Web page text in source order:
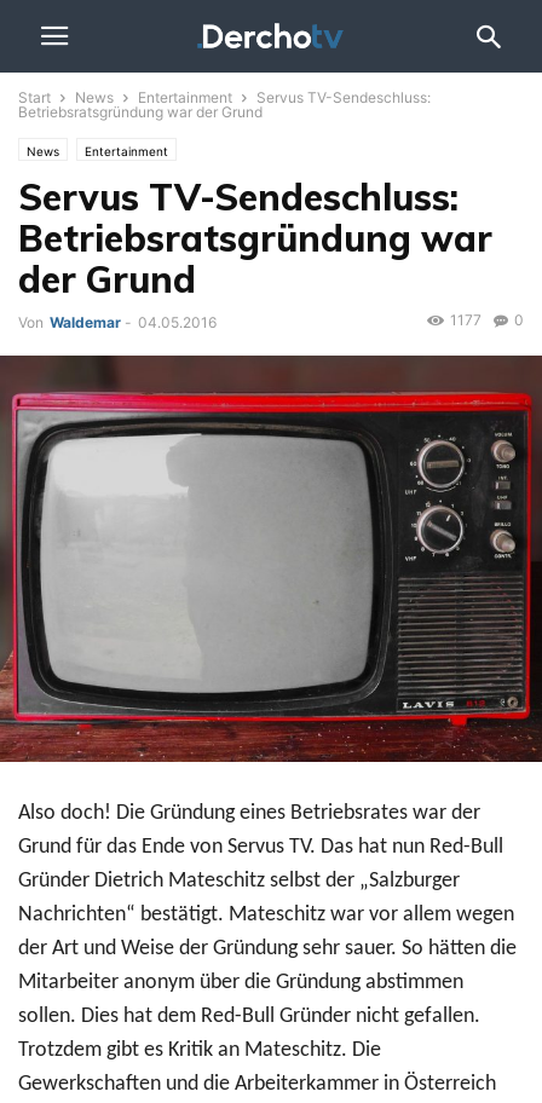
Start News Entertainment
Servus TV-Sendeschluss:
Betriebsratsgründung war der Grund
News Entertainment
Servus TV-Sendeschluss:
Betriebsratsgründung war
der Grund
Von Waldemar - 04.05.2016 0
1177
Also doch! Die Gründung eines Betriebsrates war der
Grund für das Ende von Servus TV. Das hat nun Red-Bull
Gründer Dietrich Mateschitz selbst der „Salzburger
Nachrichten“ bestätigt. Mateschitz war vor allem wegen
der Art und Weise der Gründung sehr sauer. So hätten die
Mitarbeiter anonym über die Gründung abstimmen
sollen. Dies hat dem Red-Bull Gründer nicht gefallen.
Trotzdem gibt es Kritik an Mateschitz. Die
Gewerkschaften und die Arbeiterkammer in Österreich